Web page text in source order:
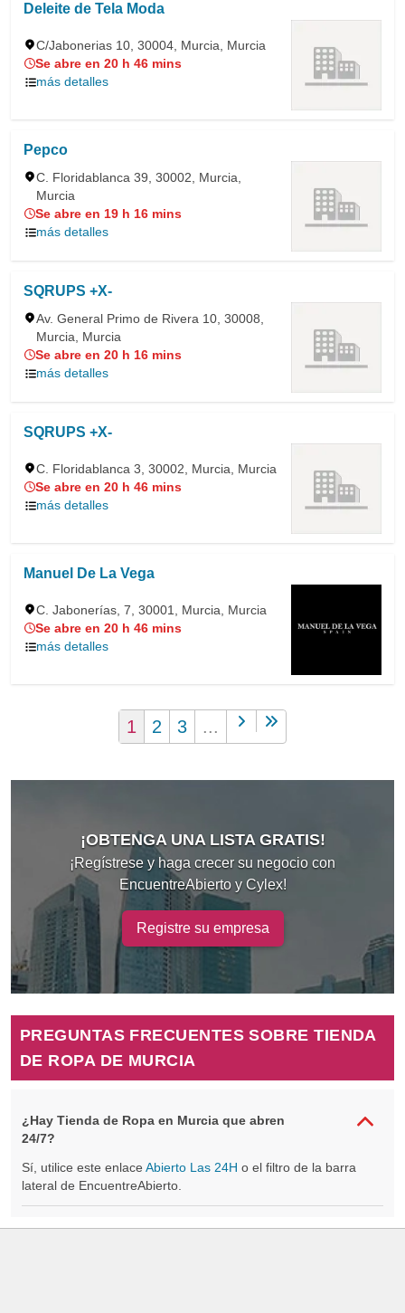
Deleite de Tela Moda
C/Jabonerias 10, 30004, Murcia, Murcia
Se abre en 20 h 46 mins
más detalles
Pepco
C. Floridablanca 39, 30002, Murcia,
Murcia
Se abre en 19 h 16 mins
más detalles
SQRUPS +X-
Av. General Primo de Rivera 10, 30008,
Murcia, Murcia
Se abre en 20 h 16 mins
más detalles
SQRUPS +X-
C. Floridablanca 3, 30002, Murcia, Murcia
Se abre en 20 h 46 mins
más detalles
Manuel De La Vega
C. Jabonerías, 7, 30001, Murcia, Murcia
Se abre en 20 h 46 mins
más detalles
1 2 3 ...
¡OBTENGA UNA LISTA GRATIS!
¡Regístrese y haga crecer su negocio con
EncuentreAbierto y Cylex!
Registre su empresa
PREGUNTAS FRECUENTES SOBRE TIENDA
DE ROPA DE MURCIA
¿Hay Tienda de Ropa en Murcia que abren
24/7?
Sí, utilice este enlace Abierto Las 24H o el filtro de la barra
lateral de EncuentreAbierto.